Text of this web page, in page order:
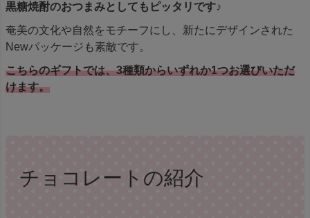
黒糖焼酎のおつまみとしてもピッタリです♪
奄美の文化や自然をモチーフにし、新たにデザインされた
Newパッケージも素敵です。
こちらのギフトでは、3種類からいずれか1つお選びいただ
けます。
チョコレートの紹介